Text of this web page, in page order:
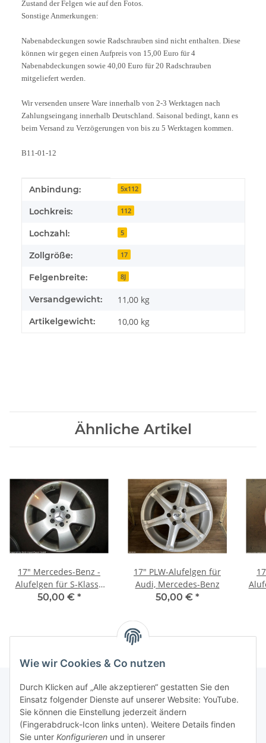
Wie wir Cookies & Co nutzen
Durch Klicken auf „Alle akzeptieren“ gestatten Sie den
Einsatz folgender Dienste auf unserer Website: YouTube.
Sie können die Einstellung jederzeit ändern
(Fingerabdruck-Icon links unten). Weitere Details finden
Sie unter Konfigurieren und in unserer
Zustand der Felgen wie auf den Fotos.
Sonstige Anmerkungen:
Nabenabdeckungen sowie Radschrauben sind nicht enthalten. Diese
können wir gegen einen Aufpreis von 15,00 Euro für 4
Nabenabdeckungen sowie 40,00 Euro für 20 Radschrauben
mitgeliefert werden.
Wir versenden unsere Ware innerhalb von 2-3 Werktagen nach
Zahlungseingang innerhalb Deutschland. Saisonal bedingt, kann es
beim Versand zu Verzögerungen von bis zu 5 Werktagen kommen.
B11-01-12
Produkteigenschaft
Wert
Anbindung: 5x112
Lochkreis: 112
Lochzahl: 5
Zollgröße: 17
Felgenbreite: 8J
Versandgewicht: 11,00 kg
Artikelgewicht: 10,00 kg
Ähnliche Artikel
17" Mercedes-Benz -
Alufelgen für S-Klasse
W221
50,00 € *
17" PLW-Alufelgen für
Audi, Mercedes-Benz
50,00 € *
Informationen